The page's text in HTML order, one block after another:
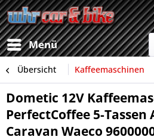
Menü
Übersicht Kaffeemaschinen
Dometic 12V
PerfectCoffee 5-Tassen
Caravan Waeco